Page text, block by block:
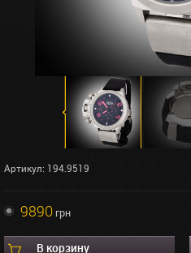
Артикул: 194.9519
9890грн
В корзину